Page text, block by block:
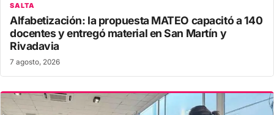
SALTA
Alfabetización: la propuesta MATEO capacitó a 140
docentes y entregó material en San Martín y
Rivadavia
7 agosto, 2026